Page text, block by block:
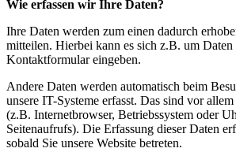
Wie erfassen wir Ihre Daten?
Ihre Daten werden zum einen dadurch
mitteilen. Hierbei kann es sich z.B. um
Kontaktformular eingeben.
Andere Daten werden automatisch beim
unsere IT-Systeme erfasst. Das sind vor
(z.B. Internetbrowser, Betriebssystem oder
Seitenaufrufs). Die Erfassung dieser Daten
sobald Sie unsere Website betreten.